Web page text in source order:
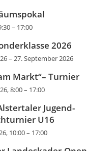
– 17:00
2026
– 27. September 2026
Markt“– Turnier
8:00– 17:00
Jugend-
U16
10:00– 17:00